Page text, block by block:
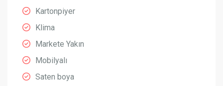
Kartonpiyer
Klima
Markete Yakın
Mobilyalı
Saten boya